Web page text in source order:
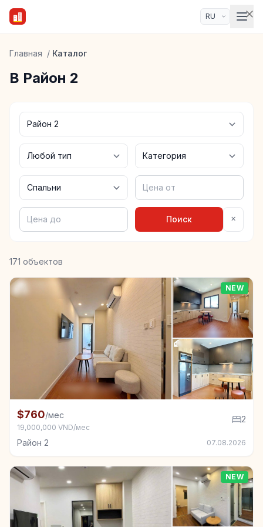
Главная / Каталог
В Район 2
Поиск ×
171 объектов
NEW
Квартира в аренду в Район 2, 2 спал.
$760/мес
19,000,000 VND/мес
2
Район 2 07.08.2026
NEW